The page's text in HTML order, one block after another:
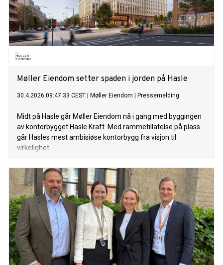
Møller Eiendom setter spaden i jorden på Hasle
30.4.2026 09:47:33 CEST Møller Eiendom Pressemelding
Midt på Hasle går Møller Eiendom nå i gang med byggingen
av kontorbygget Hasle Kraft. Med rammetillatelse på plass
går Hasles mest ambisiøse kontorbygg fra visjon til
virkelighet.